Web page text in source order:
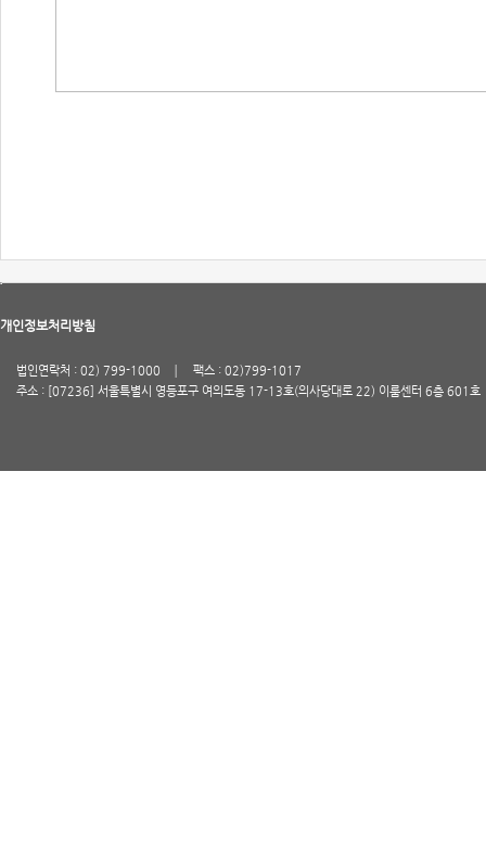
개인정보처리방침
법인연락처 : 02) 799-1000
팩스 : 02)799-1017
주소 : [07236] 서울특별시 영등포구 여의도동 17-13호(의사당대로 22) 이룸센터 6층 601호